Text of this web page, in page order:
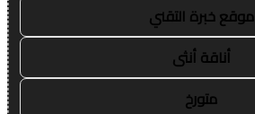
موقع خبرة التقني
أناقة أنثى
متورخ